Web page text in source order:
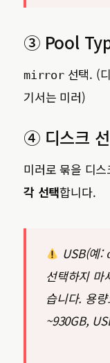
③ Pool
mirror선택. (
기서는 미러)
④ 디스크
미러로 묶을 디스
각 선택합니다.
USB(예:
선택하지 마
습니다. 용
~930GB,